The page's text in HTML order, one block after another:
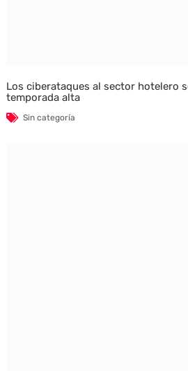
Los ciberataques al sector hotelero
temporada alta
Sin categoría